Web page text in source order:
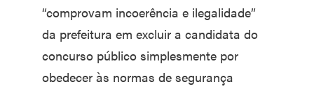
“comprovam incoerência e ilegalidade”
da prefeitura em excluir a candidata do
concurso público simplesmente por
obedecer às normas de segurança